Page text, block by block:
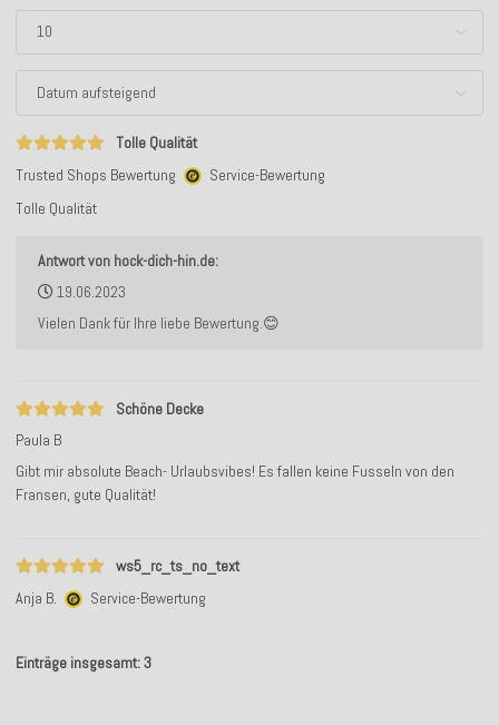
Tolle Qualität
Trusted Shops Bewertung
Service-Bewertung
Tolle Qualität
Antwort von hock-dich-hin.de:
19.06.2023
Vielen Dank für Ihre liebe Bewertung.😊
Schöne Decke
Paula B
Gibt mir absolute Beach- Urlaubsvibes! Es fallen keine Fusseln von den
Fransen, gute Qualität!
ws5_rc_ts_no_text
Anja B.
Service-Bewertung
Einträge insgesamt: 3